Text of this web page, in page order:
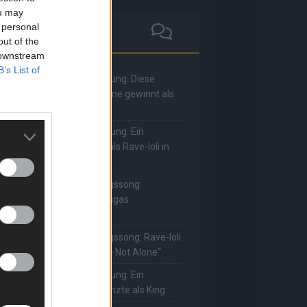
may
of the
List of
Masked Singer: Enthüllung: Diese
und Comedienne gewinnt als
Masked Singer: Enthüllung: Ein
Sänger hat sich als Rave-Ioli in
Herzen gesungen
Masked Singer: Lieblingssong:
kehrt mit Lady Gagas
zurück
Masked Singer: Lieblingssong: Rave-Ioli
erneut mit „You Are Not Alone“
Masked Singer: Enthüllung: Ein
Schauspieler glänzte als King